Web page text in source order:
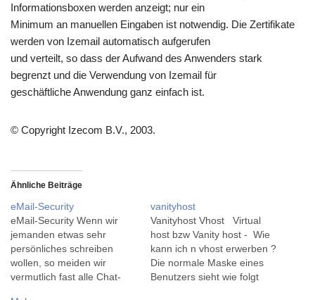
Informationsboxen werden anzeigt; nur ein
Minimum an manuellen Eingaben ist notwendig. Die Zertifikate
werden von Izemail automatisch aufgerufen
und verteilt, so dass der Aufwand des Anwenders stark
begrenzt und die Verwendung von Izemail für
geschäftliche Anwendung ganz einfach ist.
© Copyright Izecom B.V., 2003.
Ähnliche Beiträge
eMail-Security
eMail-Security Wenn wir
jemanden etwas sehr
persönliches schreiben
wollen, so meiden wir
vermutlich fast alle Chat-
vanityhost
Vanityhost Vhost Virtual
host bzw Vanity host - Wie
kann ich n vhost erwerben ?
Die normale Maske eines
Benutzers sieht wie folgt